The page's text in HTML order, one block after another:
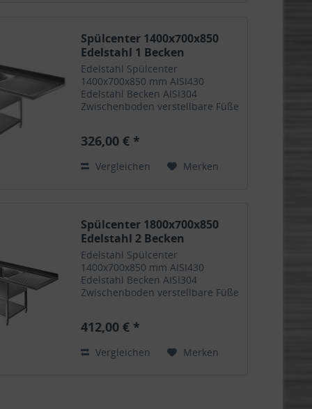
Spülcenter 1400x700x850
Edelstahl 1 Becken
Edelstahl Spülcenter
1400x700x850 mm AISI430
Edelstahl Becken AISI304
Zwischenboden verstellbare Füße
326,00 € *
Vergleichen Merken
Spülcenter 1800x700x850
Edelstahl 2 Becken
Edelstahl Spülcenter
1400x700x850 mm AISI430
Edelstahl Becken AISI304
Zwischenboden verstellbare Füße
412,00 € *
Vergleichen Merken